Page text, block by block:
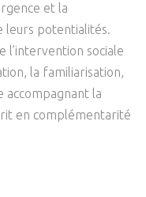
et la
leurs potentialités.
l’intervention sociale
la familiarisation,
accompagnant la
en complémentarité